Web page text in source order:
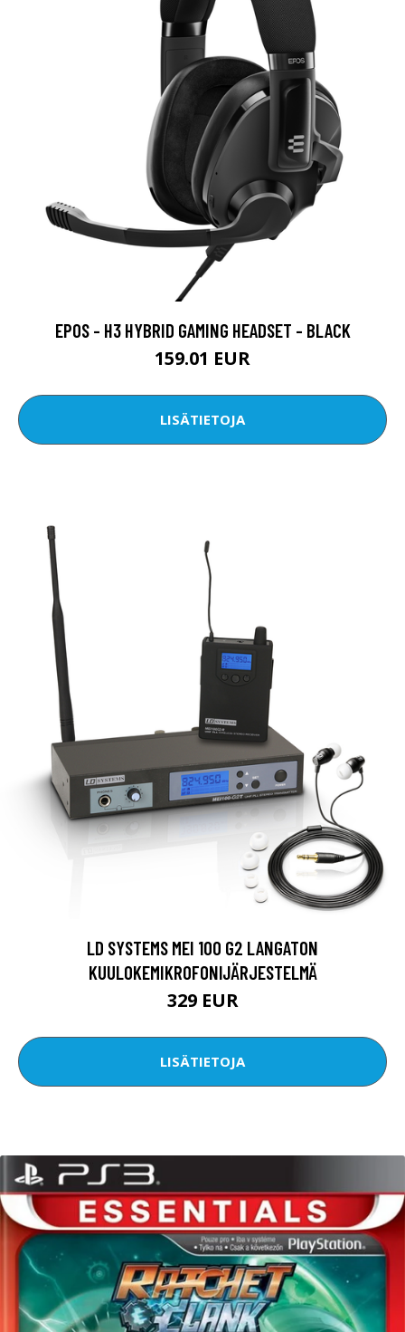
EPOS - H3 HYBRID GAMING HEADSET - BLACK
159.01 EUR
LISÄTIETOJA
LD SYSTEMS MEI 100 G2 LANGATON
KUULOKEMIKROFONIJÄRJESTELMÄ
329 EUR
LISÄTIETOJA